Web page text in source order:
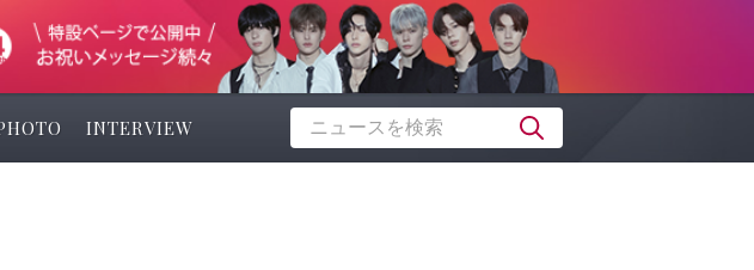
INTERVIEW